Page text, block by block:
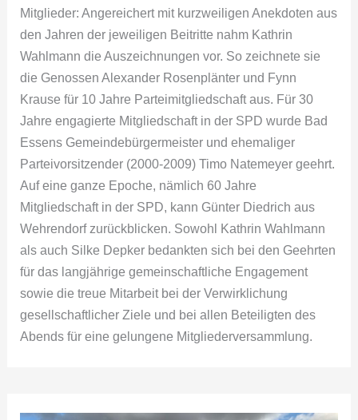
Mitglieder: Angereichert mit kurzweiligen Anekdoten aus
den Jahren der jeweiligen Beitritte nahm Kathrin
Wahlmann die Auszeichnungen vor. So zeichnete sie
die Genossen Alexander Rosenplänter und Fynn
Krause für 10 Jahre Parteimitgliedschaft aus. Für 30
Jahre engagierte Mitgliedschaft in der SPD wurde Bad
Essens Gemeindebürgermeister und ehemaliger
Parteivorsitzender (2000-2009) Timo Natemeyer geehrt.
Auf eine ganze Epoche, nämlich 60 Jahre
Mitgliedschaft in der SPD, kann Günter Diedrich aus
Wehrendorf zurückblicken. Sowohl Kathrin Wahlmann
als auch Silke Depker bedankten sich bei den Geehrten
für das langjährige gemeinschaftliche Engagement
sowie die treue Mitarbeit bei der Verwirklichung
gesellschaftlicher Ziele und bei allen Beteiligten des
Abends für eine gelungene Mitgliederversammlung.